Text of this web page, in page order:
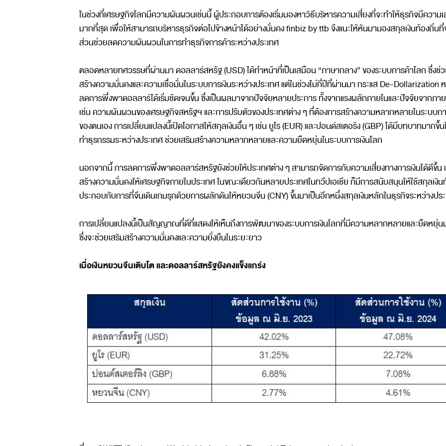
ในช่วงที่เศรษฐกิจโลกมีความผันผวนเช่นนี้ ผู้ประกอบการต้องเริ่มมองหาวิธีบริหารความเสี่ยงที่จะทำให้ธุรกิจมีความ
มากที่สุด เพื่อให้สามารถบริหารธุรกิจต่อไปข้างหน้าได้อย่างมั่นคง finbiz by ttb จึงแนะให้หันมามองสกุลเงินท้องถิ่นที่
ส่วนช่วยลดความผันผวนในการทำธุรกิจการค้าระหว่างประเทศ
ตลอดหลายทศวรรษที่ผ่านมา ดอลลาร์สหรัฐ (USD) ได้ทำหน้าที่เป็นเสมือน “ภาษากลาง” ของระบบการค้าโลก ซึ่งช่
สร้างความมั่นคงและความเชื่อมั่นในระบบการเงินระหว่างประเทศ แต่ในช่วงไม่กี่ปีที่ผ่านมา กระแส De-Dollarization
ลดการพึ่งพาดอลลาร์ได้เริ่มชัดเจนขึ้น ซึ่งเป็นผลมาจากปัจจัยหลายประการ ทั้งจากแรงผลักภายในและปัจจัยจากภา
เช่น ความผันผวนของเศรษฐกิจสหรัฐฯ และการปรับตัวของประเทศต่าง ๆ ที่ต้องการสร้างความหลากหลายในระบบก
ของตนเอง การเปลี่ยนแปลงนี้เปิดโอกาสให้สกุลเงินอื่น ๆ เช่น ยูโร (EUR) และปอนด์สเตอริง (GBP) ได้มีบทบาทมากขึ้
ทำธุรกรรมระหว่างประเทศ ช่วยเสริมสร้างความหลากหลายและความยืดหยุ่นในระบบการเงินโลก
นอกจากนี้ การลดการพึ่งพาดอลลาร์สหรัฐยังช่วยให้ประเทศต่าง ๆ สามารถจัดการกับความเสี่ยงทางการเงินได้ดีขึ้น
สร้างความมั่นคงให้เศรษฐกิจภายในประเทศ ในขณะเดียวกันหลายประเทศในทวีปเอเชีย ก็มีการสนับสนุนให้ใช้สกุลเงิ
ประกอบกับการที่จีนเดินเกมรุกด้วยการผลักดันให้หยวนจีน (CNY) ขึ้นมาเป็นอีกหนึ่งสกุลเงินหลักในธุรกิจระหว่างปร
การเปลี่ยนแปลงนี้เป็นสัญญาณที่ดีที่แสดงให้เห็นถึงการพัฒนาของระบบการเงินโลกที่มีความหลากหลายและยืดหยุ่น
ซึ่งจะช่วยเสริมสร้างความมั่นคงและความยั่งยืนในระยะยาว
เมื่อเงินหยวนจีนเติบโต และดอลลาร์สหรัฐยังคงแข็งแกร่ง